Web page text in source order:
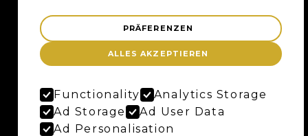
5400 Baden
Anfahrtsplan
Google Maps
BERN
PRÄFERENZEN
ALLES AKZEPTIEREN
Functionality
Analytics Storage
Ad Storage
Ad User Data
Ad Personalisation